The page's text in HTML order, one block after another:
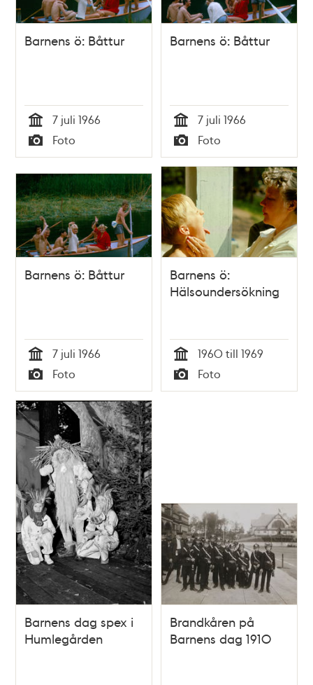
Barnens ö: Båttur
Tid
7 juli 1966
Typ
Foto
Barnens ö: Båttur
Tid
7 juli 1966
Typ
Foto
Barnens ö: Båttur
Tid
7 juli 1966
Typ
Foto
Barnens ö:
Hälsoundersökning
Tid
1960 till 1969
Typ
Foto
Barnens dag spex i
Humlegården
Brandkåren på
Barnens dag 1910